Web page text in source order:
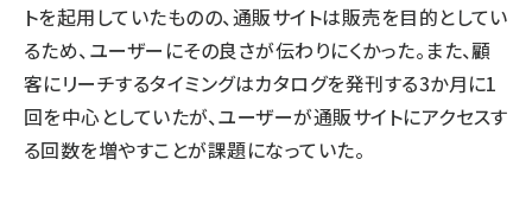
トを起用していたものの、通販サイトは販売を目的としてい
るため、ユーザーにその良さが伝わりにくかった。また、顧
客にリーチするタイミングはカタログを発刊する3か月に1
回を中心としていたが、ユーザーが通販サイトにアクセスす
る回数を増やすことが課題になっていた。